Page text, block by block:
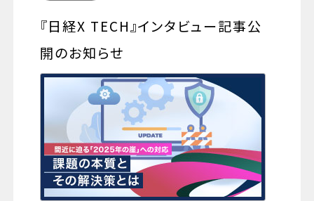
『日経X TECH』インタビュー記事公
開のお知らせ